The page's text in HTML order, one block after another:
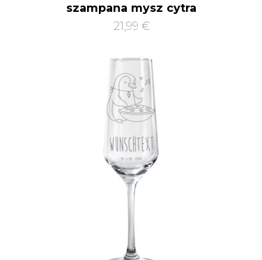
szampana mysz cytra
21,99 €